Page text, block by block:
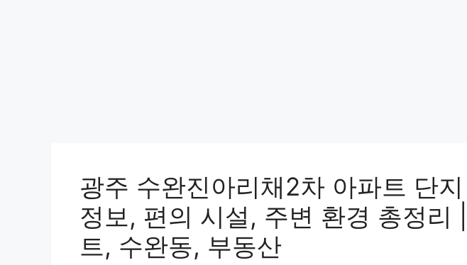
광주 수완진아리채2차 아파트 단
정보, 편의 시설, 주변 환경 총정리
트, 수완동, 부동산